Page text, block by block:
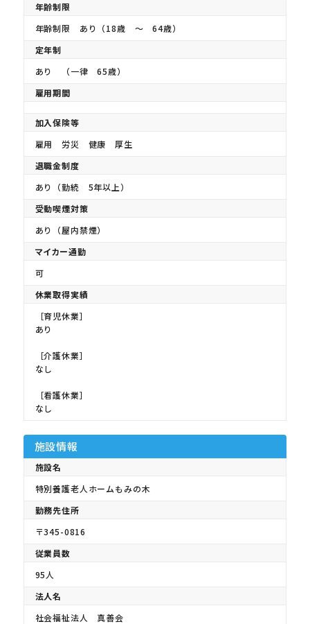
年齢制限
年齢制限 あり（18歳 〜 64歳）
定年制
あり （一律 65歳）
雇用期間
加入保険等
雇用 労災 健康 厚生
退職金制度
あり（勤続 5年以上）
受動喫煙対策
あり（屋内禁煙）
マイカー通勤
可
休業取得実績
［育児休業］
あり
［介護休業］
なし
［看護休業］
なし
施設情報
施設名
特別養護老人ホームもみの木
勤務先住所
〒345-0816
従業員数
95人
法人名
社会福祉法人 真善会